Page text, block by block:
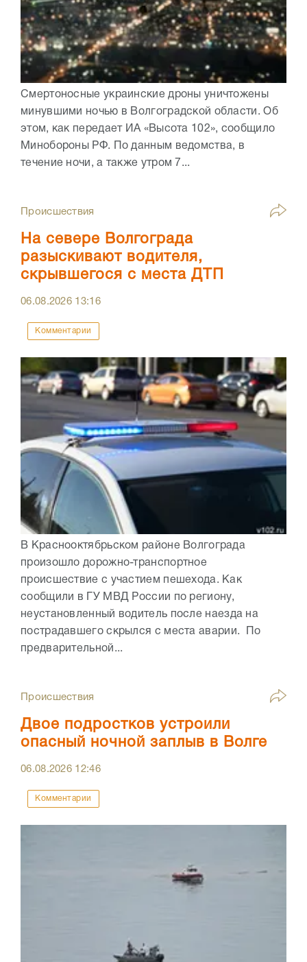
Смертоносные украинские дроны уничтожены
минувшими ночью в Волгоградской области. Об
этом, как передает ИА «Высота 102», сообщило
Минобороны РФ. По данным ведомства, в
течение ночи, а также утром 7...
Происшествия
На севере Волгограда
разыскивают водителя,
скрывшегося с места ДТП
06.08.2026 13:16
Комментарии
В Краснооктябрьском районе Волгограда
произошло дорожно-транспортное
происшествие с участием пешехода. Как
сообщили в ГУ МВД России по региону,
неустановленный водитель после наезда на
пострадавшего скрылся с места аварии. По
предварительной...
Происшествия
Двое подростков устроили
опасный ночной заплыв в Волге
06.08.2026 12:46
Комментарии